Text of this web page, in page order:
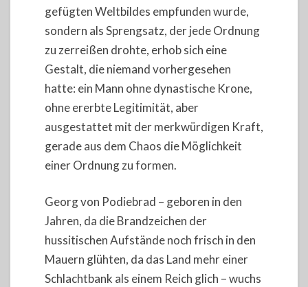
gefügten Weltbildes empfunden wurde,
sondern als Sprengsatz, der jede Ordnung
zu zerreißen drohte, erhob sich eine
Gestalt, die niemand vorhergesehen
hatte: ein Mann ohne dynastische Krone,
ohne ererbte Legitimität, aber
ausgestattet mit der merkwürdigen Kraft,
gerade aus dem Chaos die Möglichkeit
einer Ordnung zu formen.
Georg von Podiebrad – geboren in den
Jahren, da die Brandzeichen der
hussitischen Aufstände noch frisch in den
Mauern glühten, da das Land mehr einer
Schlachtbank als einem Reich glich – wuchs